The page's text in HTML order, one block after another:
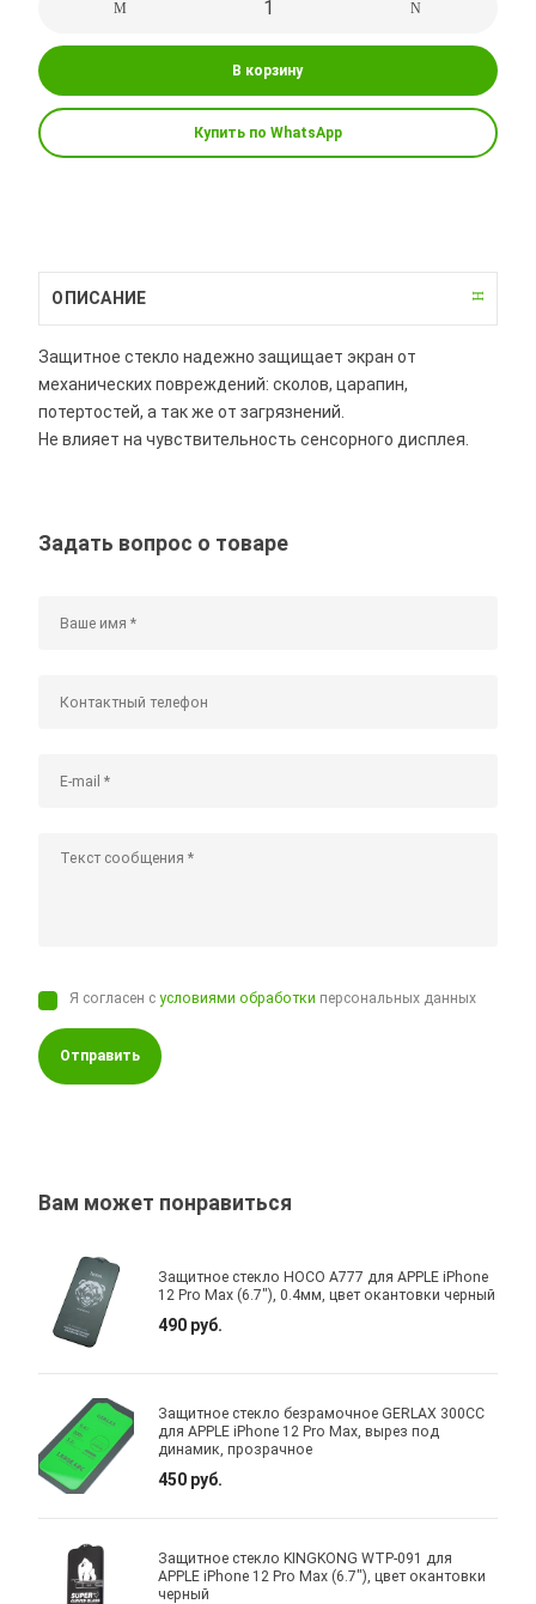
В корзину
Купить по WhatsApp
ОПИСАНИЕ
Защитное стекло надежно защищает экран от
механических повреждений: сколов, царапин,
потертостей, а так же от загрязнений.
Не влияет на чувствительность сенсорного дисплея.
Задать вопрос о товаре
Я согласен сусловиями обработки персональных данных
Отправить
Вам может понравиться
Защитное стекло HOCO A777 для APPLE iPhone
12 Pro Max (6.7"), 0.4мм, цвет окантовки черный
490 руб.
Защитное стекло безрамочное GERLAX 300CC
для APPLE iPhone 12 Pro Max, вырез под
динамик, прозрачное
450 руб.
Защитное стекло KINGKONG WTP-091 для
APPLE iPhone 12 Pro Max (6.7"), цвет окантовки
черный